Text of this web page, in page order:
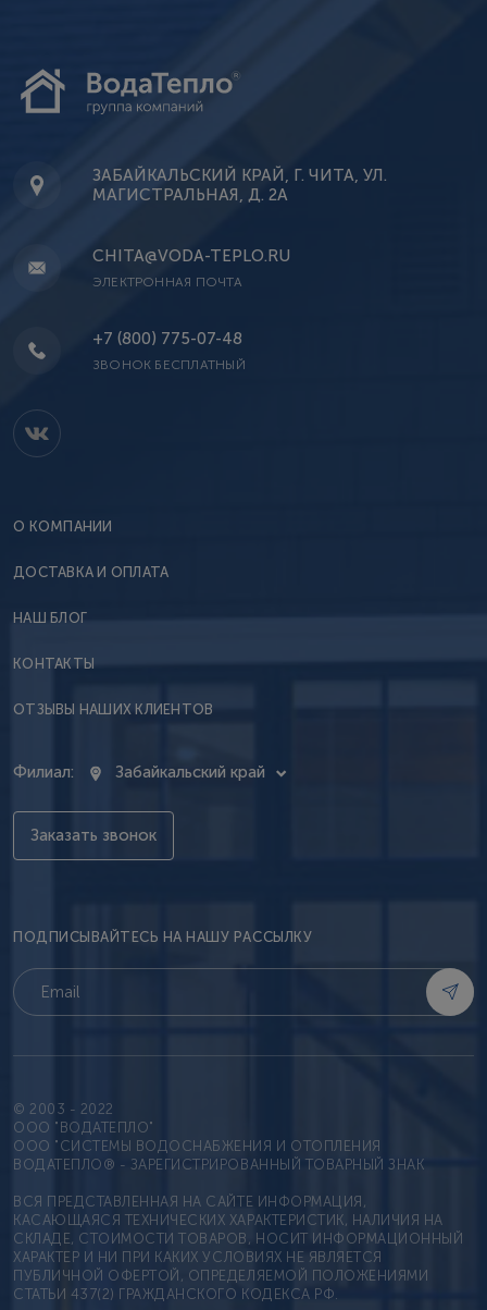
ЗАБАЙКАЛЬСКИЙ КРАЙ, Г. ЧИТА, УЛ.
МАГИСТРАЛЬНАЯ, Д. 2А
CHITA@VODA-TEPLO.RU
ЭЛЕКТРОННАЯ ПОЧТА
+7 (800) 775-07-48
ЗВОНОК БЕСПЛАТНЫЙ
О КОМПАНИИ
ДОСТАВКА И ОПЛАТА
НАШ БЛОГ
КОНТАКТЫ
ОТЗЫВЫ НАШИХ КЛИЕНТОВ
Филиал: Забайкальский край
Заказать звонок
ПОДПИСЫВАЙТЕСЬ НА НАШУ РАССЫЛКУ
© 2003 - 2022
OOO "ВОДАТЕПЛО"
ООО "СИСТЕМЫ ВОДОСНАБЖЕНИЯ И ОТОПЛЕНИЯ
ВОДАТЕПЛО® - ЗАРЕГИСТРИРОВАННЫЙ ТОВАРНЫЙ ЗНАК
ВСЯ ПРЕДСТАВЛЕННАЯ НА САЙТЕ ИНФОРМАЦИЯ,
КАСАЮЩАЯСЯ ТЕХНИЧЕСКИХ ХАРАКТЕРИСТИК, НАЛИЧИЯ НА
СКЛАДЕ, СТОИМОСТИ ТОВАРОВ, НОСИТ ИНФОРМАЦИОННЫЙ
ХАРАКТЕР И НИ ПРИ КАКИХ УСЛОВИЯХ НЕ ЯВЛЯЕТСЯ
ПУБЛИЧНОЙ ОФЕРТОЙ, ОПРЕДЕЛЯЕМОЙ ПОЛОЖЕНИЯМИ
СТАТЬИ 437(2) ГРАЖДАНСКОГО КОДЕКСА РФ.